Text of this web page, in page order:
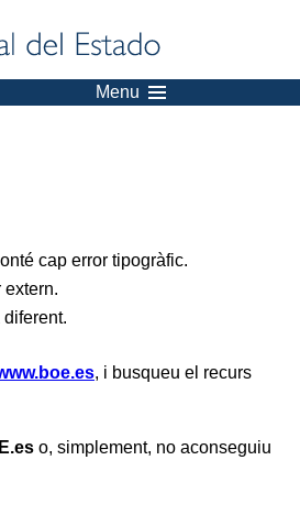
Menu
cap error tipogràfic.
, i busqueu el recurs
o, simplement, no aconseguiu